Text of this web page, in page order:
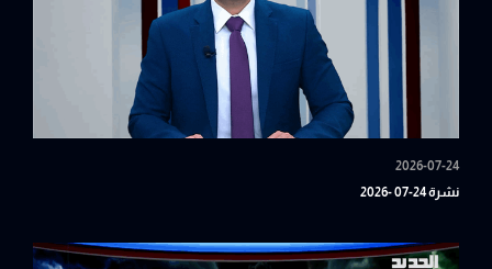
2026-07-24
نشرة 24-07 -2026